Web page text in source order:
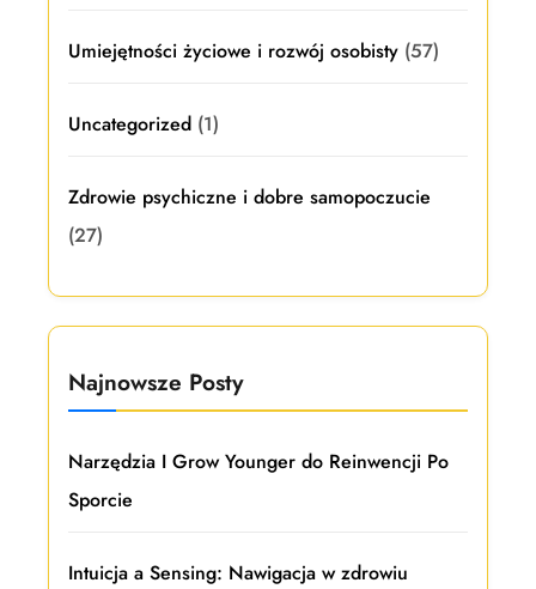
Umiejętności życiowe i rozwój osobisty (57)
Uncategorized (1)
Zdrowie psychiczne i dobre samopoczucie
(27)
Najnowsze Posty
Narzędzia I Grow Younger do Reinwencji Po
Sporcie
Intuicja a Sensing: Nawigacja w zdrowiu